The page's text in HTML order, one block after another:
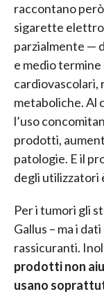
raccontano
sigarette
parzialmente —
e medio
cardiovascolari,
metaboliche. Al
l’uso
prodotti,
patologie. E il
degli utilizzatori
Per i tumori gli
Gallus – ma i
rassicuranti.
prodotti non
usano